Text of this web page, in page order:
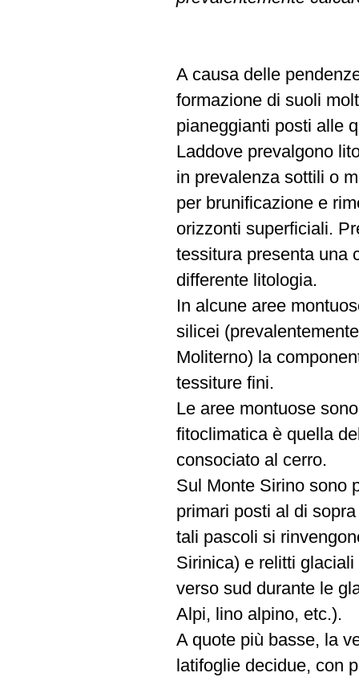
A causa delle
formazione di suoli
pianeggianti posti alle
Laddove prevalgono
in prevalenza sottili o
per brunificazione e
orizzonti superficiali.
tessitura presenta una
differente litologia.
In alcune aree
silicei
Moliterno) la
tessiture fini.
Le aree montuose
fitoclimatica è quella
consociato al cerro.
Sul Monte Sirino sono
primari posti al di
tali pascoli si
Sirinica) e relitti
verso sud durante le
Alpi, lino alpino, etc.).
A quote più basse, la
latifoglie decidue, con